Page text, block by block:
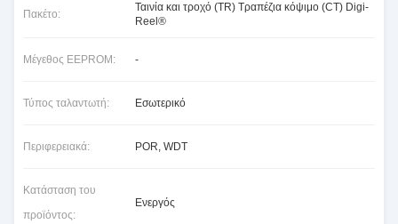
Πακέτο:
Ταινία και τροχό (TR) Τραπέζια κόψιμο (CT) Digi-
Reel®
Μέγεθος EEPROM: -
Τύπος ταλαντωτή: Εσωτερικό
Περιφερειακά: POR, WDT
Κατάσταση του
προϊόντος:
Ενεργός